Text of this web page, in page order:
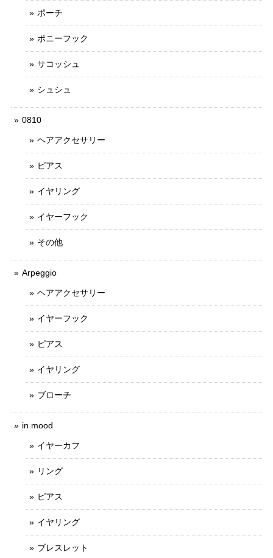
ポーチ
ポニーフック
サコッシュ
シュシュ
0810
ヘアアクセサリー
ピアス
イヤリング
イヤーフック
その他
Arpeggio
ヘアアクセサリー
イヤーフック
ピアス
イヤリング
ブローチ
in mood
イヤーカフ
リング
ピアス
イヤリング
ブレスレット